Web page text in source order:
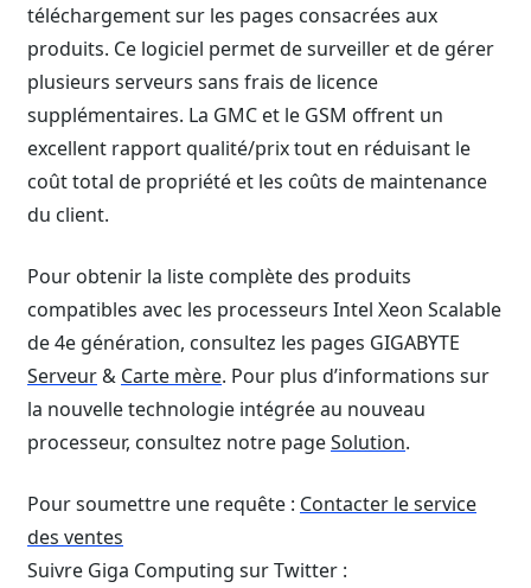
téléchargement sur les pages consacrées aux
produits. Ce logiciel permet de surveiller et de gérer
plusieurs serveurs sans frais de licence
supplémentaires. La GMC et le GSM offrent un
excellent rapport qualité/prix tout en réduisant le
coût total de propriété et les coûts de maintenance
du client.
Pour obtenir la liste complète des produits
compatibles avec les processeurs Intel Xeon Scalable
de 4e génération, consultez les pages GIGABYTE
Serveur& Carte mère. Pour plus d’informations sur
la nouvelle technologie intégrée au nouveau
processeur, consultez notre pageSolution.
Pour soumettre une requête : Contacter le service
des ventes
Suivre Giga Computing sur Twitter :